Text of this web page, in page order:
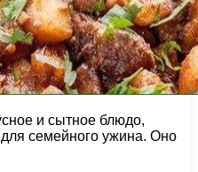
и сытное блюдо,
семейного ужина. Оно